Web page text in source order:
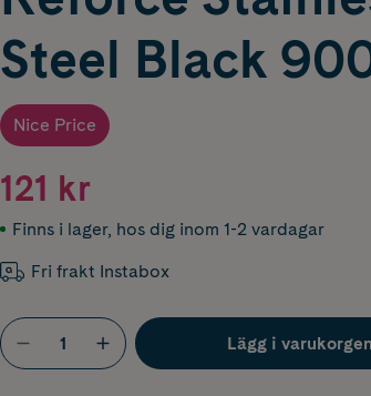
Steel Black
Nice Price
121 kr
Finns i lager, hos dig inom 1-2 vardagar
Fri frakt Instabox
Lägg i varukorgen